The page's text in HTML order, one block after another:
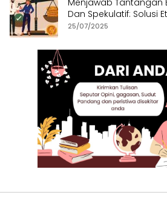
Menjawab Tantangan
Dan Spekulatif: Solusi
25/07/2025